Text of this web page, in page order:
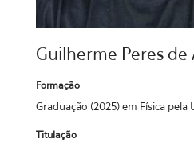
Guilherme Peres
Formação
Graduação (2025) em Física pela
Titulação